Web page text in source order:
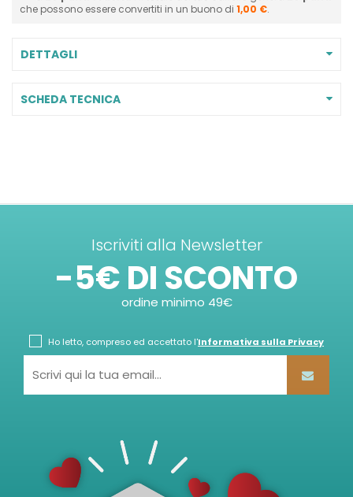
che possono essere convertiti in un buono di 1,00 €.
DETTAGLI
SCHEDA TECNICA
Iscriviti alla Newsletter
-5€ DI SCONTO
ordine minimo 49€
Ho letto, compreso ed accettato l'Informativa sulla Privacy